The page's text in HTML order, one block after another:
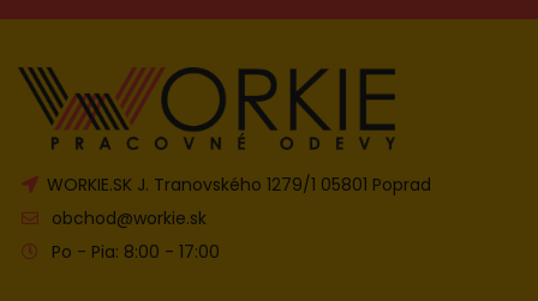
WORKIE.SK J. Tranovského 1279/1 05801 Poprad
obchod@workie.sk
Po - Pia: 8:00 - 17:00